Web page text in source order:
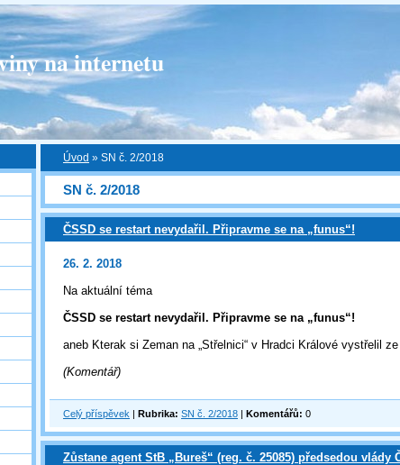
na internetu
Úvod » SN č. 2/2018
SN č. 2/2018
ČSSD se restart nevydařil. Připravme se na „funus“!
26. 2. 2018
Na aktuální téma
ČSSD se restart nevydařil. Připravme se na „funus“!
aneb Kterak si Zeman na „Střelnici“ v Hradci Králové vystřelil ze
(Komentář)
Celý příspěvek | Rubrika: SN č. 2/2018 | Komentářů: 0
Zůstane agent StB „Bureš“ (reg. č. 25085) předsedou vlády